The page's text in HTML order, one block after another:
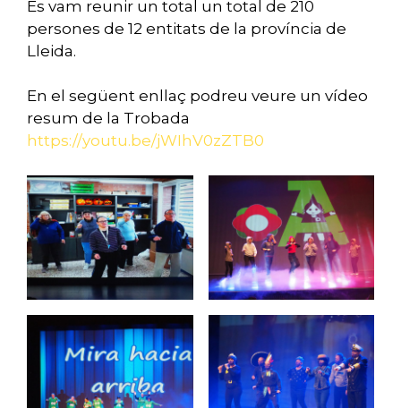
Es vam reunir un total un total de 210
persones de 12 entitats de la província de
Lleida.
En el següent enllaç podreu veure un vídeo
resum de la Trobada
https://youtu.be/jWIhV0zZTB0